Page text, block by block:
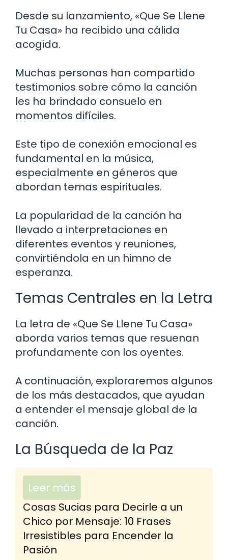
Desde su lanzamiento, «Que Se Llene
Tu Casa» ha recibido una cálida
acogida.
Muchas personas han compartido
testimonios sobre cómo la canción
les ha brindado consuelo en
momentos difíciles.
Este tipo de conexión emocional es
fundamental en la música,
especialmente en géneros que
abordan temas espirituales.
La popularidad de la canción ha
llevado a interpretaciones en
diferentes eventos y reuniones,
convirtiéndola en un himno de
esperanza.
Temas Centrales en la Letra
La letra de «Que Se Llene Tu Casa»
aborda varios temas que resuenan
profundamente con los oyentes.
A continuación, exploraremos algunos
de los más destacados, que ayudan
a entender el mensaje global de la
canción.
La Búsqueda de la Paz
Leer más
Cosas Sucias para Decirle a un
Chico por Mensaje: 10 Frases
Irresistibles para Encender la
Pasión